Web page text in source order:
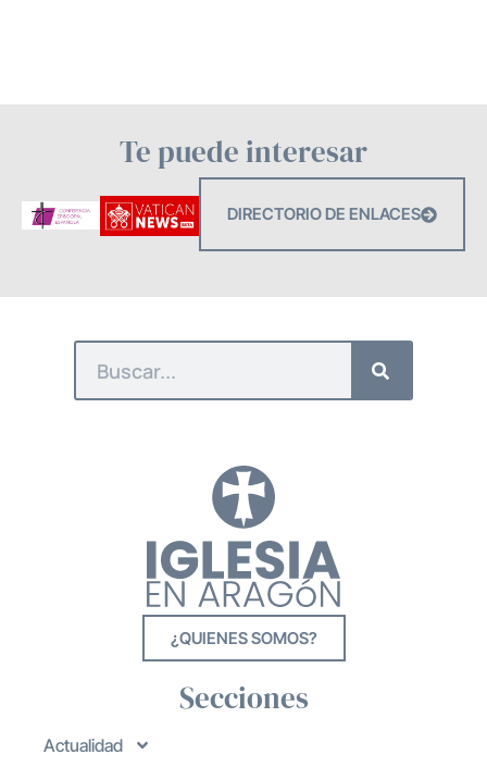
Te puede interesar
DIRECTORIO DE ENLACES
¿QUIENES SOMOS?
Secciones
Actualidad